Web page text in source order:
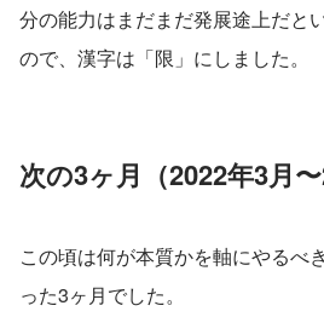
分の能力はまだまだ発展途上だと
ので、漢字は「限」にしました。
次の3ヶ月（2022年3月〜
この頃は何が本質かを軸にやるべ
った3ヶ月でした。